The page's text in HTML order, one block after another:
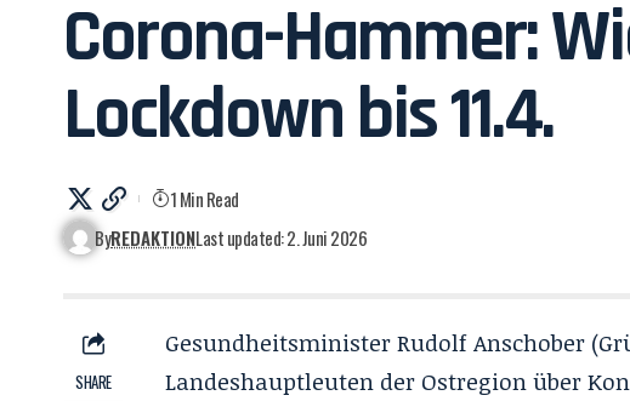
Corona-Hammer:
Lockdown bis 11.4.
ByREDAKTIONLast updated: 2. Juni 2026
1 Min Read
SHARE
Gesundheitsminister Rudolf Anschober
Landeshauptleuten der Ostregion über